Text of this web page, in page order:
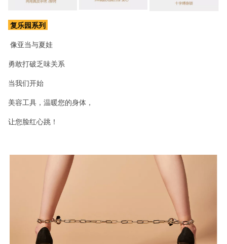
复乐园系列
像亚当与夏娃
勇敢打破乏味关系
当我们开始
美容工具，温暖您的身体，
让您脸红心跳！